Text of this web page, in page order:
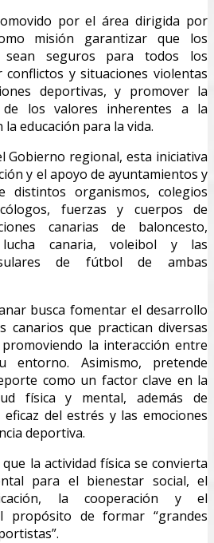
por el área dirigida por
misión garantizar que los
sean seguros para todos los
y situaciones violentas
deportivas, y promover la
de los valores inherentes a la
la educación para la vida.
Gobierno regional, esta iniciativa
y el apoyo de ayuntamientos y
distintos organismos, colegios
fuerzas y cuerpos de
canarias de baloncesto,
canaria, voleibol y las
de fútbol de ambas
busca fomentar el desarrollo
canarios que practican diversas
la interacción entre
entorno. Asimismo, pretende
como un factor clave en la
física y mental, además de
del estrés y las emociones
deportiva.
la actividad física se convierta
para el bienestar social, el
la cooperación y el
propósito de formar “grandes